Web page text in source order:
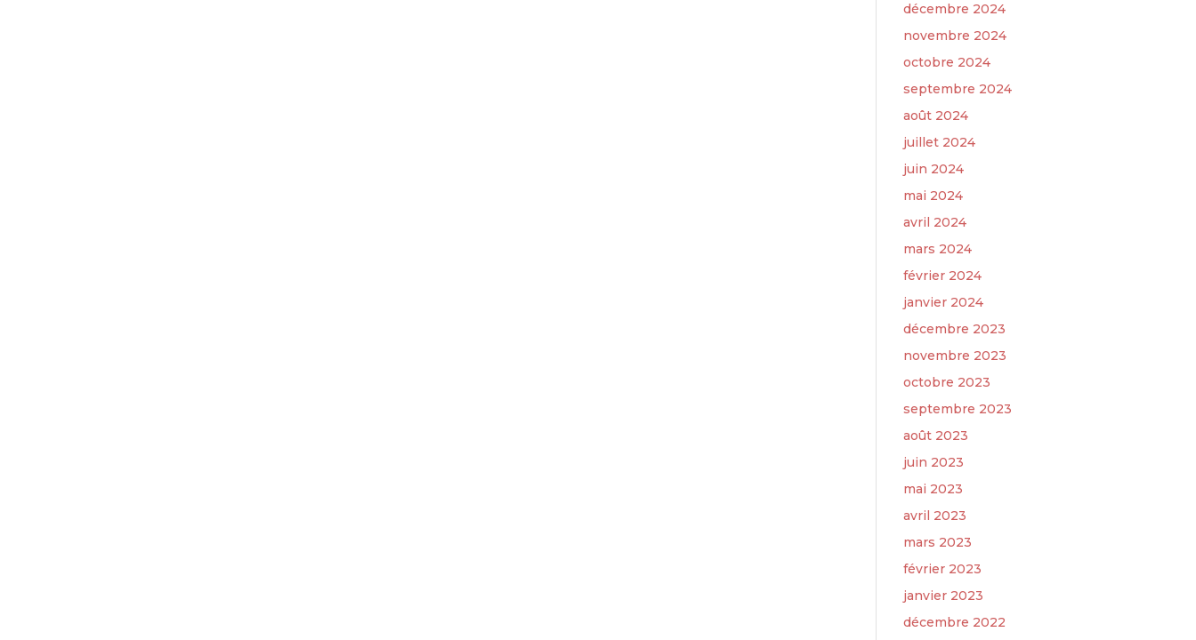
décembre 2024
novembre 2024
octobre 2024
septembre 2024
août 2024
juillet 2024
juin 2024
mai 2024
avril 2024
mars 2024
février 2024
janvier 2024
décembre 2023
novembre 2023
octobre 2023
septembre 2023
août 2023
juin 2023
mai 2023
avril 2023
mars 2023
février 2023
janvier 2023
décembre 2022